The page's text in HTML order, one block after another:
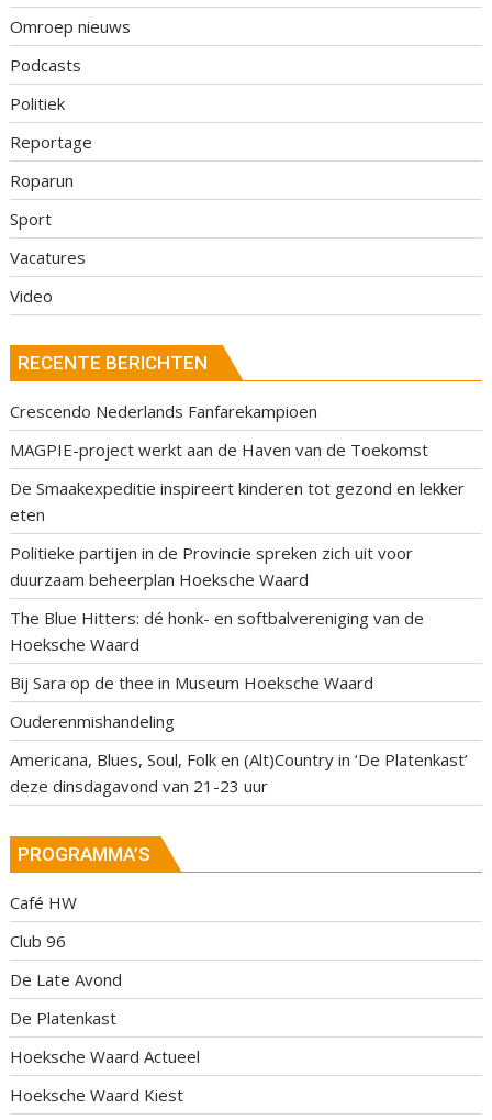
Omroep nieuws
Podcasts
Politiek
Reportage
Roparun
Sport
Vacatures
Video
RECENTE BERICHTEN
Crescendo Nederlands Fanfarekampioen
MAGPIE-project werkt aan de Haven van de Toekomst
De Smaakexpeditie inspireert kinderen tot gezond en lekker
eten
Politieke partijen in de Provincie spreken zich uit voor
duurzaam beheerplan Hoeksche Waard
The Blue Hitters: dé honk- en softbalvereniging van de
Hoeksche Waard
Bij Sara op de thee in Museum Hoeksche Waard
Ouderenmishandeling
Americana, Blues, Soul, Folk en (Alt)Country in ‘De Platenkast’
deze dinsdagavond van 21-23 uur
PROGRAMMA’S
Café HW
Club 96
De Late Avond
De Platenkast
Hoeksche Waard Actueel
Hoeksche Waard Kiest